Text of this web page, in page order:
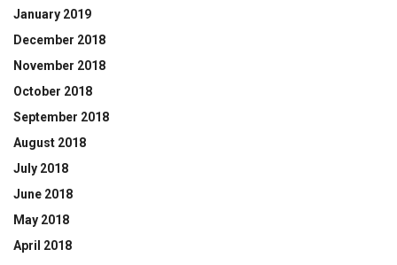
January 2019
December 2018
November 2018
October 2018
September 2018
August 2018
July 2018
June 2018
May 2018
April 2018